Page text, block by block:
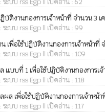
ะบบ rss Egp || เปิดอ่าน : 62
บัติงานกองการเจ้าหน้าที่ จำนวน 3 เ
ะบบ rss Egp || เปิดอ่าน : 99
พื่อใช้ปฏิบัติงานกองการเจ้าหน้าที่ จ
ะบบ rss Egp || เปิดอ่าน : 109
แบบที่ 1 เพื่อใช้ปฏิบัติงานกองการเ
ะบบ rss Egp || เปิดอ่าน : 118
ล เพื่อใช้ปฏิบัติงานกองการเจ้าหน้า
ะบบ rss Egp || เปิดอ่าน : 117